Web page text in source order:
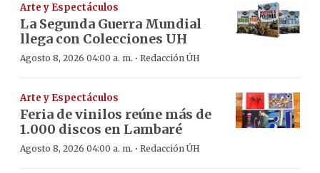
Arte y Espectáculos
La Segunda Guerra Mundial
llega con Colecciones UH
Agosto 8, 2026 04:00 a. m. · Redacción ÚH
Arte y Espectáculos
Feria de vinilos reúne más de
1.000 discos en Lambaré
Agosto 8, 2026 04:00 a. m. · Redacción ÚH